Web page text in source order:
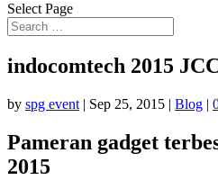
Select Page
indocomtech 2015
by spg event | Sep 25, 2015 | Blog |
Pameran gadget
2015